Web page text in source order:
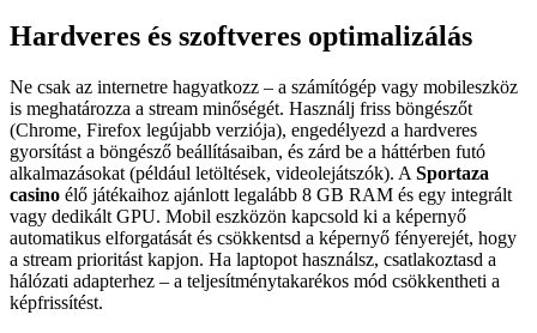
Hardveres és szoftveres optimalizálás
Ne csak az internetre hagyatkozz – a számítógép vagy mobileszköz
is meghatározza a stream minőségét. Használj friss böngészőt
(Chrome, Firefox legújabb verziója), engedélyezd a hardveres
gyorsítást a böngésző beállításaiban, és zárd be a háttérben futó
alkalmazásokat (például letöltések, videolejátszók). A Sportaza
casino élő játékaihoz ajánlott legalább 8 GB RAM és egy integrált
vagy dedikált GPU. Mobil eszközön kapcsold ki a képernyő
automatikus elforgatását és csökkentsd a képernyő fényerejét, hogy
a stream prioritást kapjon. Ha laptopot használsz, csatlakoztasd a
hálózati adapterhez – a teljesítménytakarékos mód csökkentheti a
képfrissítést.